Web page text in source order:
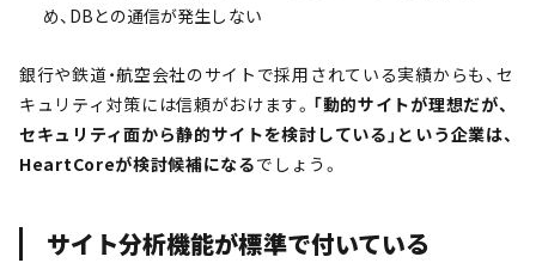
め、DBとの通信が発生しない
銀行や鉄道・航空会社のサイトで採用されている実績からも、セ
キュリティ対策には信頼がおけます。 「動的サイトが理想だが、
セキュリティ面から静的サイトを検討している」という企業は、
HeartCoreが検討候補になるでしょう。
サイト分析機能が標準で付いている